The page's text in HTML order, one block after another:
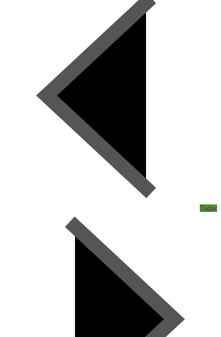
Today